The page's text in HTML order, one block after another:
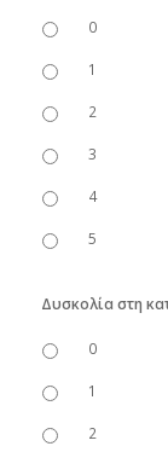
0
1
2
3
4
5
Δυσκολία στη
0
1
2